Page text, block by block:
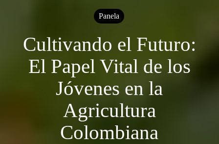
Panela
Cultivando el Futuro:
El Papel Vital de los
Jóvenes en la
Agricultura
Colombiana